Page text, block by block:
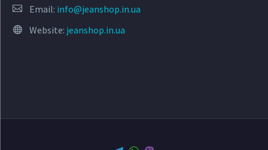
Email: info@jeanshop.in.ua
Website: jeanshop.in.ua